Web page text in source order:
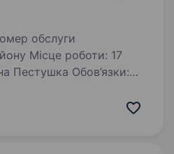
Місце роботи: 17
Обов’язки:
стрілецького